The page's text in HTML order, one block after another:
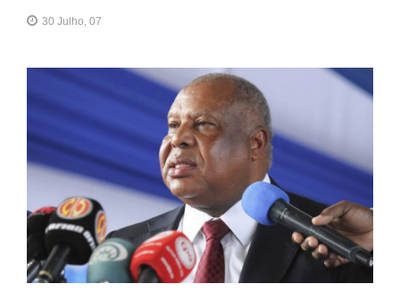
30 Julho, 07